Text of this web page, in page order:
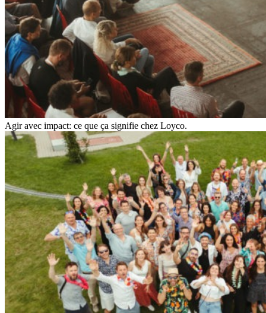
Agir avec impact: ce que ça signifie chez Loyco.